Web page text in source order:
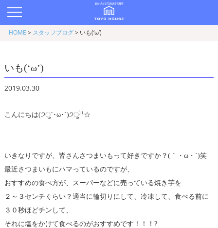
HOME > スタッフブログ> いも(‘ω’)
いも(‘ω’)
2019.03.30
こんにちは(੭ु´･ω･`)੭ु⁾⁾☆
いきなりですが、皆さんさつまいもって好きですか？(｀・ω・´)笑
最近さつまいもにハマっているのですが、
おすすめの食べ方が、スーパーなどに売っている焼き芋を
２～３センチくらい？適当に輪切りにして、冷凍して、食べる前に
３０秒ほどチンして、
それに塩をかけて食べるのがおすすめです！！！?